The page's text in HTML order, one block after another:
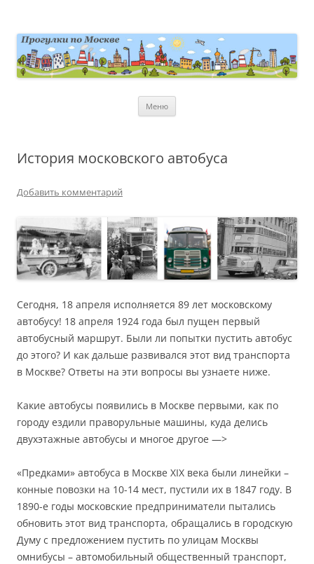
Меню
История московского автобуса
Добавить комментарий
Сегодня, 18 апреля исполняется 89 лет московскому
автобусу! 18 апреля 1924 года был пущен первый
автобусный маршрут. Были ли попытки пустить автобус
до этого? И как дальше развивался этот вид транспорта
в Москве? Ответы на эти вопросы вы узнаете ниже.
Какие автобусы появились в Москве первыми, как по
городу ездили праворульные машины, куда делись
двухэтажные автобусы и многое другое —>
«Предками» автобуса в Москве XIX века были линейки –
конные повозки на 10-14 мест, пустили их в 1847 году. В
1890-е годы московские предприниматели пытались
обновить этот вид транспорта, обращались в городскую
Думу с предложением пустить по улицам Москвы
омнибусы – автомобильный общественный транспорт,